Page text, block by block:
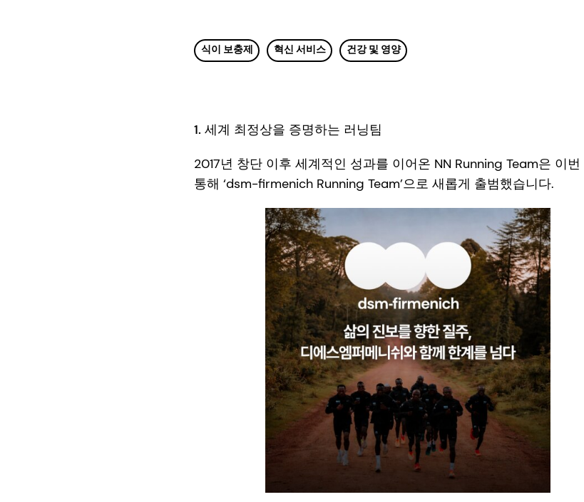
식이 보충제 혁신 서비스 건강 및 영양
1. 세계 최정상을 증명하는 러닝팀
2017년 창단 이후 세계적인 성과를 이어온 NN Running Team은 이
통해 ‘dsm-firmenich Running Team’으로 새롭게 출범했습니다.